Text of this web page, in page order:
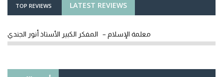
LATEST REVIEWS
TOP REVIEWS
معلمة الإسلام – المفكر الكبير الأستاذ أنور الجندي